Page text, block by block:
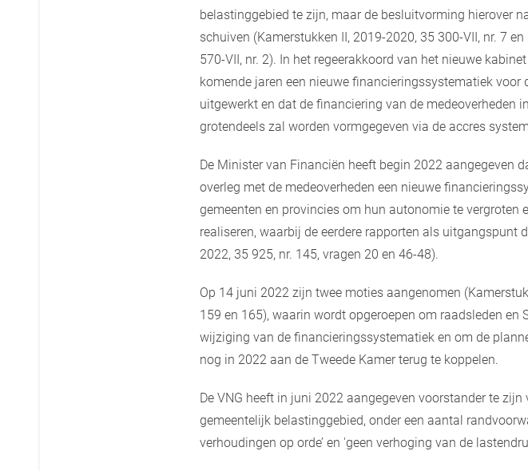
belastinggebied te zijn, maar de besluitvorming hierover
schuiven (Kamerstukken II, 2019-2020, 35 300-VII, nr. 7
570-VII, nr. 2). In het regeerakkoord van het nieuwe
komende jaren een nieuwe financieringssystematiek voor
uitgewerkt en dat de financiering van de medeoverheden
grotendeels zal worden vormgegeven via de accres
De Minister van Financiën heeft begin 2022 aangegeven
overleg met de medeoverheden een nieuwe
gemeenten en provincies om hun autonomie te vergroten
realiseren, waarbij de eerdere rapporten als uitgangspunt
2022, 35 925, nr. 145, vragen 20 en 46-48).
Op 14 juni 2022 zijn twee moties aangenomen
159 en 165), waarin wordt opgeroepen om raadsleden en
wijziging van de financieringssystematiek en om de
nog in 2022 aan de Tweede Kamer terug te koppelen.
De VNG heeft in juni 2022 aangegeven voorstander te
gemeentelijk belastinggebied, onder een aantal
verhoudingen op orde’ en 'geen verhoging van de